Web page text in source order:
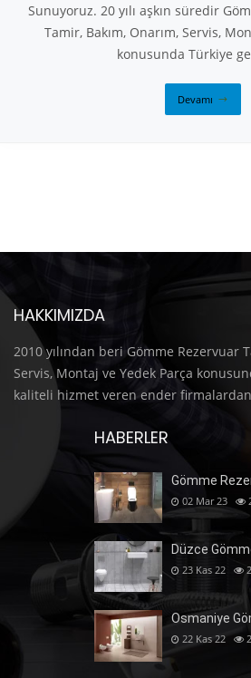
Sunuyoruz. 20 yılı aşkın süredir
Tamir, Bakım, Onarım, Servis,
konusunda Türkiye
Devamı
HAKKIMIZDA
2010 yılından beri Gömme Rezervuar
Servis, Montaj ve Yedek Parça
kaliteli hizmet veren ender
HABERLER
Gömme
02 Mar 23
Düzce
23 Kas 22
Osmaniye
22 Kas 22